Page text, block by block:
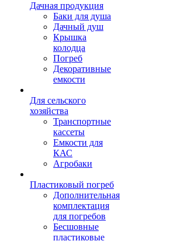
Дачная продукция
Баки для душа
Дачный душ
Крышка
колодца
Погреб
Декоративные
емкости
Для сельского
хозяйства
Транспортные
кассеты
Емкости для
КАС
Агробаки
Пластиковый погреб
Дополнительная
комплектация
для погребов
Бесшовные
пластиковые